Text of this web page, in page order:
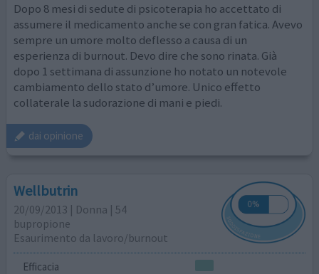
Dopo 8 mesi di sedute di psicoterapia ho accettato di
assumere il medicamento anche se con gran fatica. Avevo
sempre un umore molto deflesso a causa di un
esperienza di burnout. Devo dire che sono rinata. Già
dopo 1 settimana di assunzione ho notato un notevole
cambiamento dello stato d’umore. Unico effetto
collaterale la sudorazione di mani e piedi.
dai opinione
Wellbutrin
20/09/2013 | Donna | 54
bupropione
Esaurimento da lavoro/burnout
Efficacia